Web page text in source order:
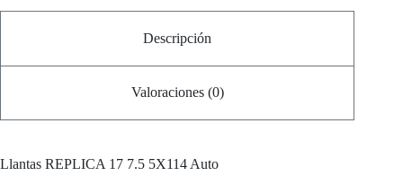
Descripción
Valoraciones (0)
Llantas REPLICA 17 7.5 5X114 Auto